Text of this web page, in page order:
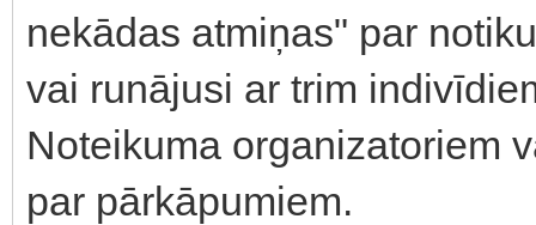
nekādas atmiņas" par
vai runājusi ar trim
Noteikuma organizatoriem
par pārkāpumiem.